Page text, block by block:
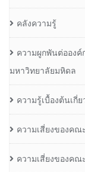
คลังความรู้
ความผูกพันต่ออง
มหาวิทยาลัยมหิดล
ความรู้เบื้องต้นเกี่
ความเสี่ยงของค
ความเสี่ยงของค